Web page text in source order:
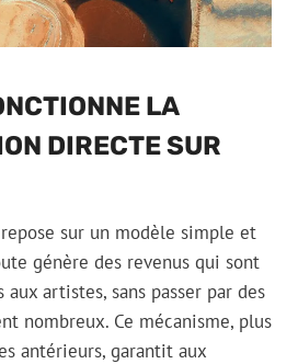
LA
DIRECTE SUR
sur un modèle simple et
génère des revenus qui sont
artistes, sans passer par des
nombreux. Ce mécanisme, plus
antérieurs, garantit aux